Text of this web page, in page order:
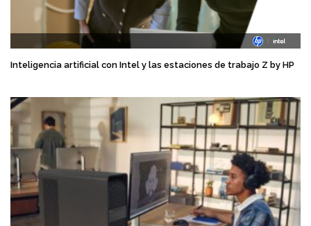
Inteligencia artificial con Intel y las estaciones de trabajo Z by HP